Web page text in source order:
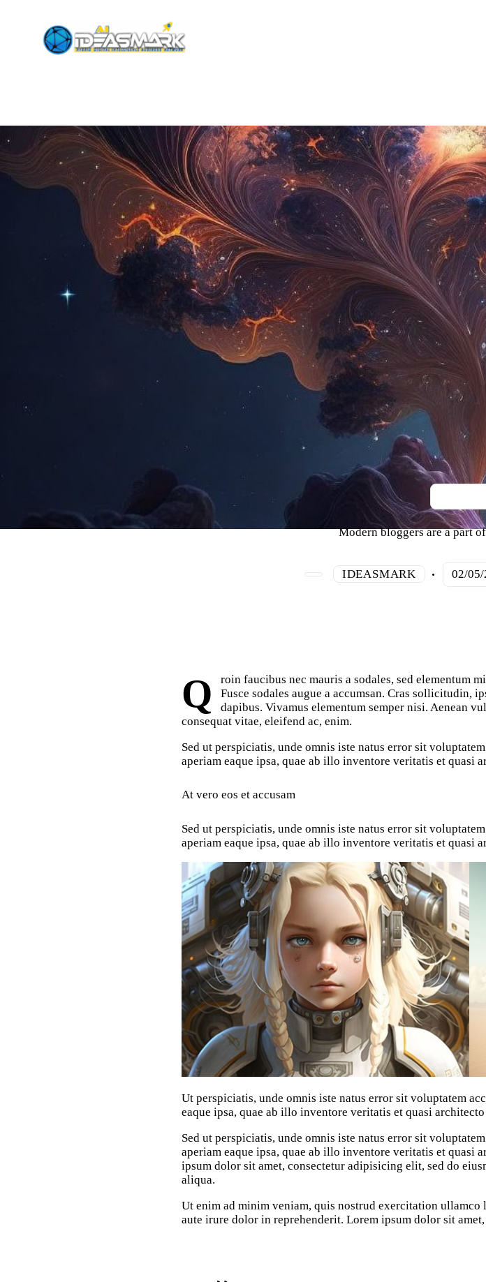
Modern bloggers are a part
IDEASMARK 02/05/
Qroin faucibus nec mauris a sodales, sed elementum mi tincidunt. Sed eget viverra egestas nisi in consequat.
Fusce sodales augue a accumsan. Cras sollicitudin,
dapibus. Vivamus elementum semper nisi. Aenean
consequat vitae, eleifend ac, enim.
Sed ut perspiciatis, unde omnis iste natus error sit
aperiam eaque ipsa, quae ab illo inventore veritatis et quasi
At vero eos et accusam
Sed ut perspiciatis, unde omnis iste natus error sit
aperiam eaque ipsa, quae ab illo inventore veritatis et quasi
Ut perspiciatis, unde omnis iste natus error sit voluptatem
eaque ipsa, quae ab illo inventore veritatis et quasi
Sed ut perspiciatis, unde omnis iste natus error sit
aperiam eaque ipsa, quae ab illo inventore veritatis et quasi
ipsum dolor sit amet, consectetur adipisicing elit, sed do
aliqua.
Ut enim ad minim veniam, quis nostrud exercitation
aute irure dolor in reprehenderit. Lorem ipsum dolor sit